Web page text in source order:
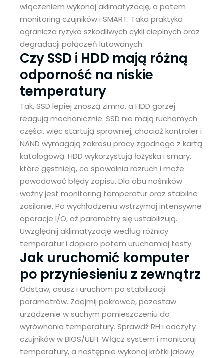
włączeniem wykonaj aklimatyzację, a potem
monitoring czujników i SMART. Taka praktyka
ogranicza ryzyko szkodliwych cykli cieplnych oraz
degradacji połączeń lutowanych.
Czy SSD i HDD mają różną
odporność na niskie
temperatury
Tak, SSD lepiej znoszą zimno, a HDD gorzej
reagują mechanicznie. SSD nie mają ruchomych
części, więc startują sprawniej, chociaż kontroler i
NAND wymagają zakresu pracy zgodnego z kartą
katalogową. HDD wykorzystują łożyska i smary,
które gęstnieją, co spowalnia rozruch i może
powodować błędy zapisu. Dla obu nośników
ważny jest monitoring temperatur oraz stabilne
zasilanie. Po wychłodzeniu wstrzymaj intensywne
operacje I/O, aż parametry się ustabilizują.
Uwzględnij aklimatyzację według różnicy
temperatur i dopiero potem uruchamiaj testy.
Jak uruchomić komputer
po przyniesieniu z zewnątrz
Odstaw, osusz i uruchom po stabilizacji
parametrów. Zdejmij pokrowce, pozostaw
urządzenie w suchym pomieszczeniu do
wyrównania temperatury. Sprawdź RH i odczyty
czujników w BIOS/UEFI. Włącz system i monitoruj
temperatury, a następnie wykonaj krótki jałowy